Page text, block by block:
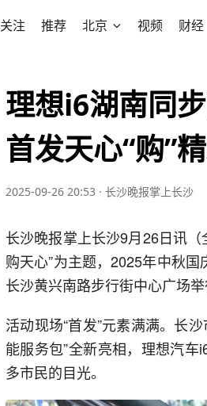
关注 推荐 北京 视频 财经
理想i6湖南同
首发天心“购”
2025-09-26 20:53 · 长沙晚报掌上长沙
长沙晚报掌上长沙9月26日讯
购天心”为主题，2025年中秋
长沙黄兴南路步行街中心广场举
活动现场“首发”元素满满。长
能服务包”全新亮相，理想汽
多市民的目光。